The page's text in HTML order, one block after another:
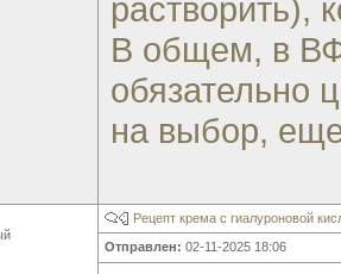
растворить),
В общем, в ВФ
обязательно
на выбор,
Рецепт крема с гиалуроновой
Отправлен: 02-11-2025 18:06